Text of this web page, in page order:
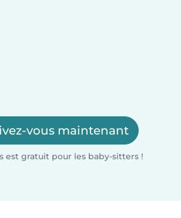
vous maintenant
est gratuit pour les baby-sitters !